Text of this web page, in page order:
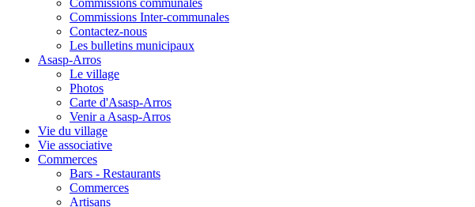
Commissions communales
Commissions Inter-communales
Contactez-nous
Les bulletins municipaux
Asasp-Arros
Le village
Photos
Carte d'Asasp-Arros
Venir a Asasp-Arros
Vie du village
Vie associative
Commerces
Bars - Restaurants
Commerces
Artisans